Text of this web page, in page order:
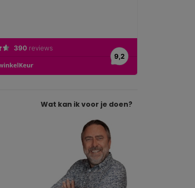
Wat kan ik voor je doen?